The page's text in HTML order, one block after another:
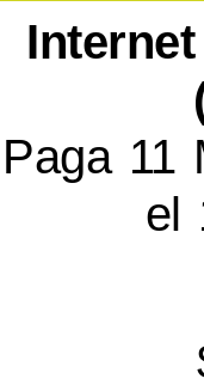
Paga 11
el